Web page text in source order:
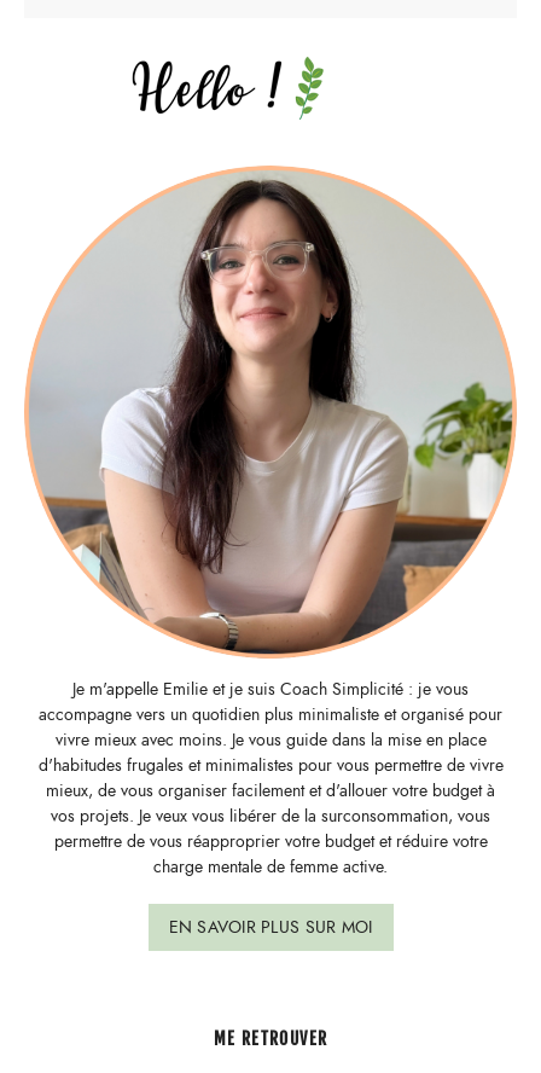
Je m'appelle Emilie et je suis Coach Simplicité : je vous
accompagne vers un quotidien plus minimaliste et organisé pour
vivre mieux avec moins. Je vous guide dans la mise en place
d'habitudes frugales et minimalistes pour vous permettre de vivre
mieux, de vous organiser facilement et d'allouer votre budget à
vos projets. Je veux vous libérer de la surconsommation, vous
permettre de vous réapproprier votre budget et réduire votre
charge mentale de femme active.
EN SAVOIR PLUS SUR MOI
ME RETROUVER